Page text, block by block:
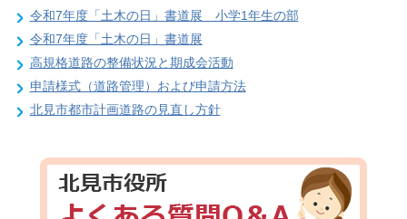
令和7年度「土木の日」書道展 小学1年生の部
令和7年度「土木の日」書道展
高規格道路の整備状況と期成会活動
申請様式（道路管理）および申請方法
北見市都市計画道路の見直し方針